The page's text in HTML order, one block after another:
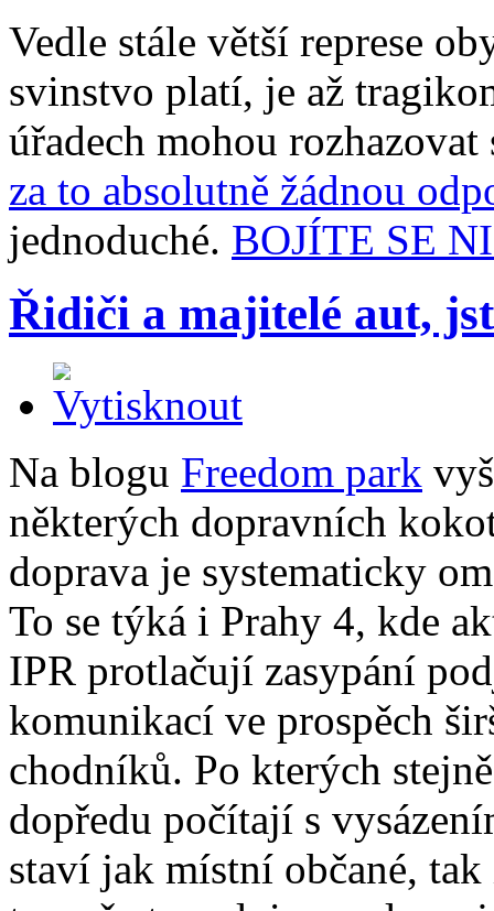
Vedle stále větší represe
svinstvo platí, je až
úřadech mohou
za to absolutně žádnou
jednoduché. BOJÍTE SE
Řidiči a majitelé aut,
Na blogu Freedom park
některých dopravních
doprava je systematicky
To se týká i Prahy 4, kde
IPR protlačují zasypání
komunikací ve prospěch
chodníků. Po kterých
dopředu počítají s
staví jak místní občané,